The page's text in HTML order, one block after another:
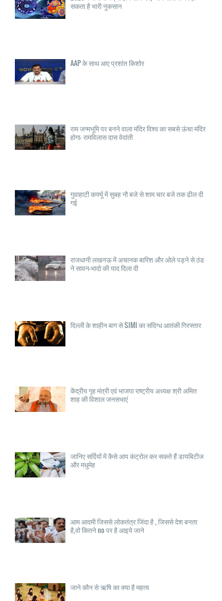
सकता है भारी नुकसान
AAP के साथ आए प्रशांत किशोर
राम जन्मभूमि पर बनने वाला मंदिर विश्व का सबसे ऊंचा मंदिर
होगा- रामविलास दास वेदांती
गुवाहाटी कर्फ्यू में सुबह नौ बजे से शाम चार बजे तक ढील दी
गई
राजधानी लखनऊ में अचानक बारिश और ओले पड़ने से ठंड
ने सावन-भादो की याद दिला दी
दिल्ली के शाहीन बाग से SIMI का संदिग्ध आतंकी गिरफ्तार
केंद्रीय गृह मंत्री एवं भाजपा राष्ट्रीय अध्यक्ष श्री अमित
शाह की विशाल जनसभाएं
जानिए सर्दियों में कैसे आप कंट्रोल कर सकते हैं डायबिटीज
और मधुमेह
आम आदमी जिससे लोकतंत्र जिंदा है , जिससे देश बनता
है,वो कितने no पर है आइये जाने
जाने कौन से ऋषि का क्या है महत्व